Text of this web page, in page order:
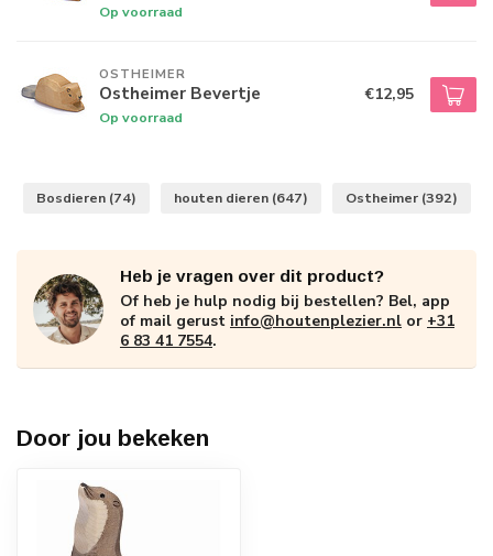
Op voorraad
OSTHEIMER
Ostheimer Bevertje
Op voorraad
€12,95
Bosdieren (74) houten dieren (647) Ostheimer (392)
Heb je vragen over dit product?
Of heb je hulp nodig bij bestellen? Bel, app
of mail gerust info@houtenplezier.nl or +31
6 83 41 7554.
Door jou bekeken